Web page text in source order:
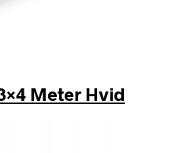
Meter Hvid